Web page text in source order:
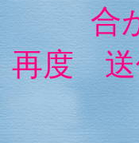
合
再度 送